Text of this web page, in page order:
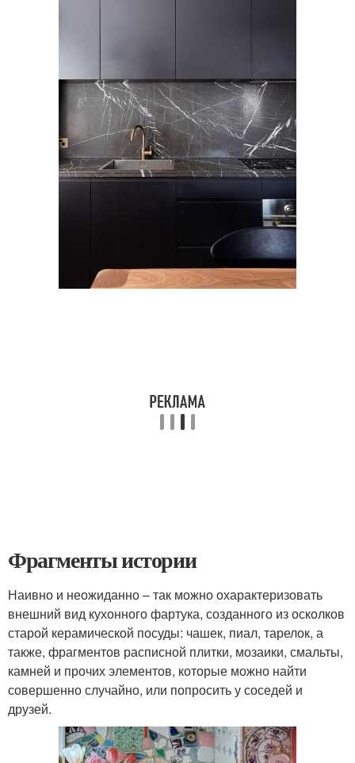
Фрагменты истории
Наивно и неожиданно – так можно охарактеризовать
внешний вид кухонного фартука, созданного из осколков
старой керамической посуды: чашек, пиал, тарелок, а
также, фрагментов расписной плитки, мозаики, смальты,
камней и прочих элементов, которые можно найти
совершенно случайно, или попросить у соседей и
друзей.